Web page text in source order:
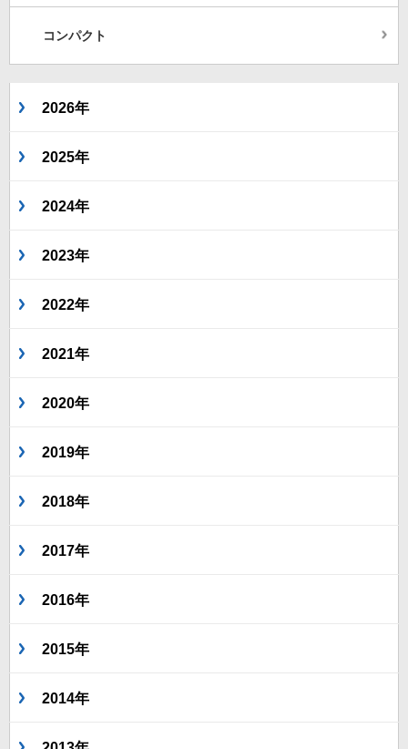
コンパクト
2026年
2025年
2024年
2023年
2022年
2021年
2020年
2019年
2018年
2017年
2016年
2015年
2014年